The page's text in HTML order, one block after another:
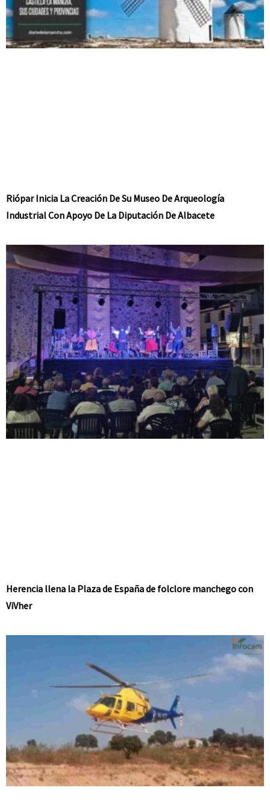
Riópar Inicia La Creación De Su Museo De Arqueología
Industrial Con Apoyo De La Diputación De Albacete
Herencia llena la Plaza de España de folclore manchego con
ViVher